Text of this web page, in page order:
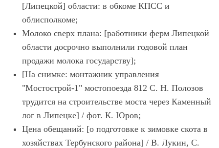
[Липецкой] области: в обкоме КПСС и
облисполкоме;
Молоко сверх плана: [работники ферм Липецкой
области досрочно выполнили годовой план
продажи молока государству];
[На снимке: монтажник управления
"Мостострой-1" мостопоезда 812 С. Н. Полозов
трудится на строительстве моста через Каменный
лог в Липецке] / фот. К. Юров;
Цена обещаний: [о подготовке к зимовке скота в
хозяйствах Тербунского района] / В. Лукин, С.